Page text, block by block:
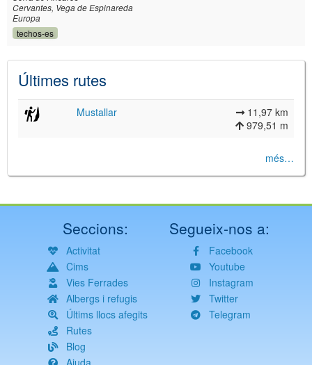
Cervantes Vega de Espinareda
Europa
techos-es
Últimes rutes
Mustallar
11,97 km
979,51 m
més…
Seccions:
Activitat
Cims
Vies Ferrades
Albergs i refugis
Últims llocs afegits
Rutes
Blog
Ajuda
Segueix-nos a:
Facebook
Youtube
Instagram
Twitter
Telegram